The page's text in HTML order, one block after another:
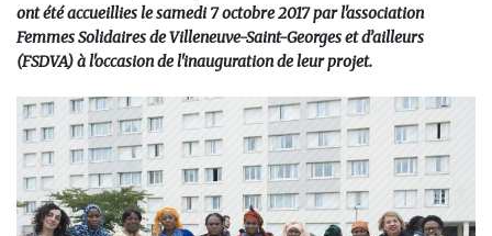
ont été accueillies le samedi 7 octobre 2017 par l'association
Femmes Solidaires de Villeneuve-Saint-Georges et d’ailleurs
(FSDVA) à l'occasion de l'inauguration de leur projet.